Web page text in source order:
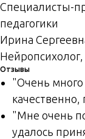
Специалисты-
педагогики
Ирина
Нейропсихолог,
Отзывы
"Очень
качественно,
"Мне очень
удалось